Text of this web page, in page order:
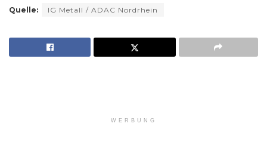
Quelle: IG Metall / ADAC Nordrhein
WERBUNG